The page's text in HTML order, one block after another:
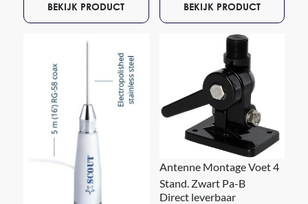
BEKIJK PRODUCT BEKIJK PRODUCT
Antenne Montage Voet 4
Stand. Zwart Pa-B
Direct leverbaar